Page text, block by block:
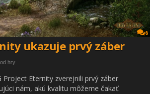
6
ukazuje prvý záber
hry
Project Eternity zverejnili prvý záber
nám, akú kvalitu môžeme čakať.